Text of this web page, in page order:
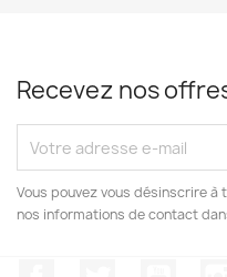
Recevez nos
Vous pouvez vous désinscrire à
nos informations de contact